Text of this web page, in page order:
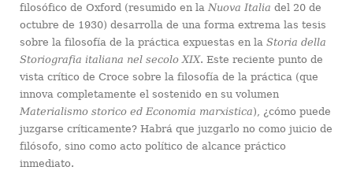
filosófico de Oxford (resumido en la Nuova Italia del 20 de
octubre de 1930) desarrolla de una forma extrema las tesis
sobre la filosofía de la práctica expuestas en la Storia della
Storiografia italiana nel secolo XIX. Este reciente punto de
vista crítico de Croce sobre la filosofía de la práctica (que
innova completamente el sostenido en su volumen
Materialismo storico ed Economia marxistica), ¿cómo puede
juzgarse críticamente? Habrá que juzgarlo no como juicio de
filósofo, sino como acto político de alcance práctico
inmediato.